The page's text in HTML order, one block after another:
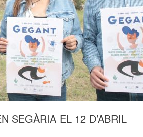
SEGÀRIA EL 12 D’ABRIL